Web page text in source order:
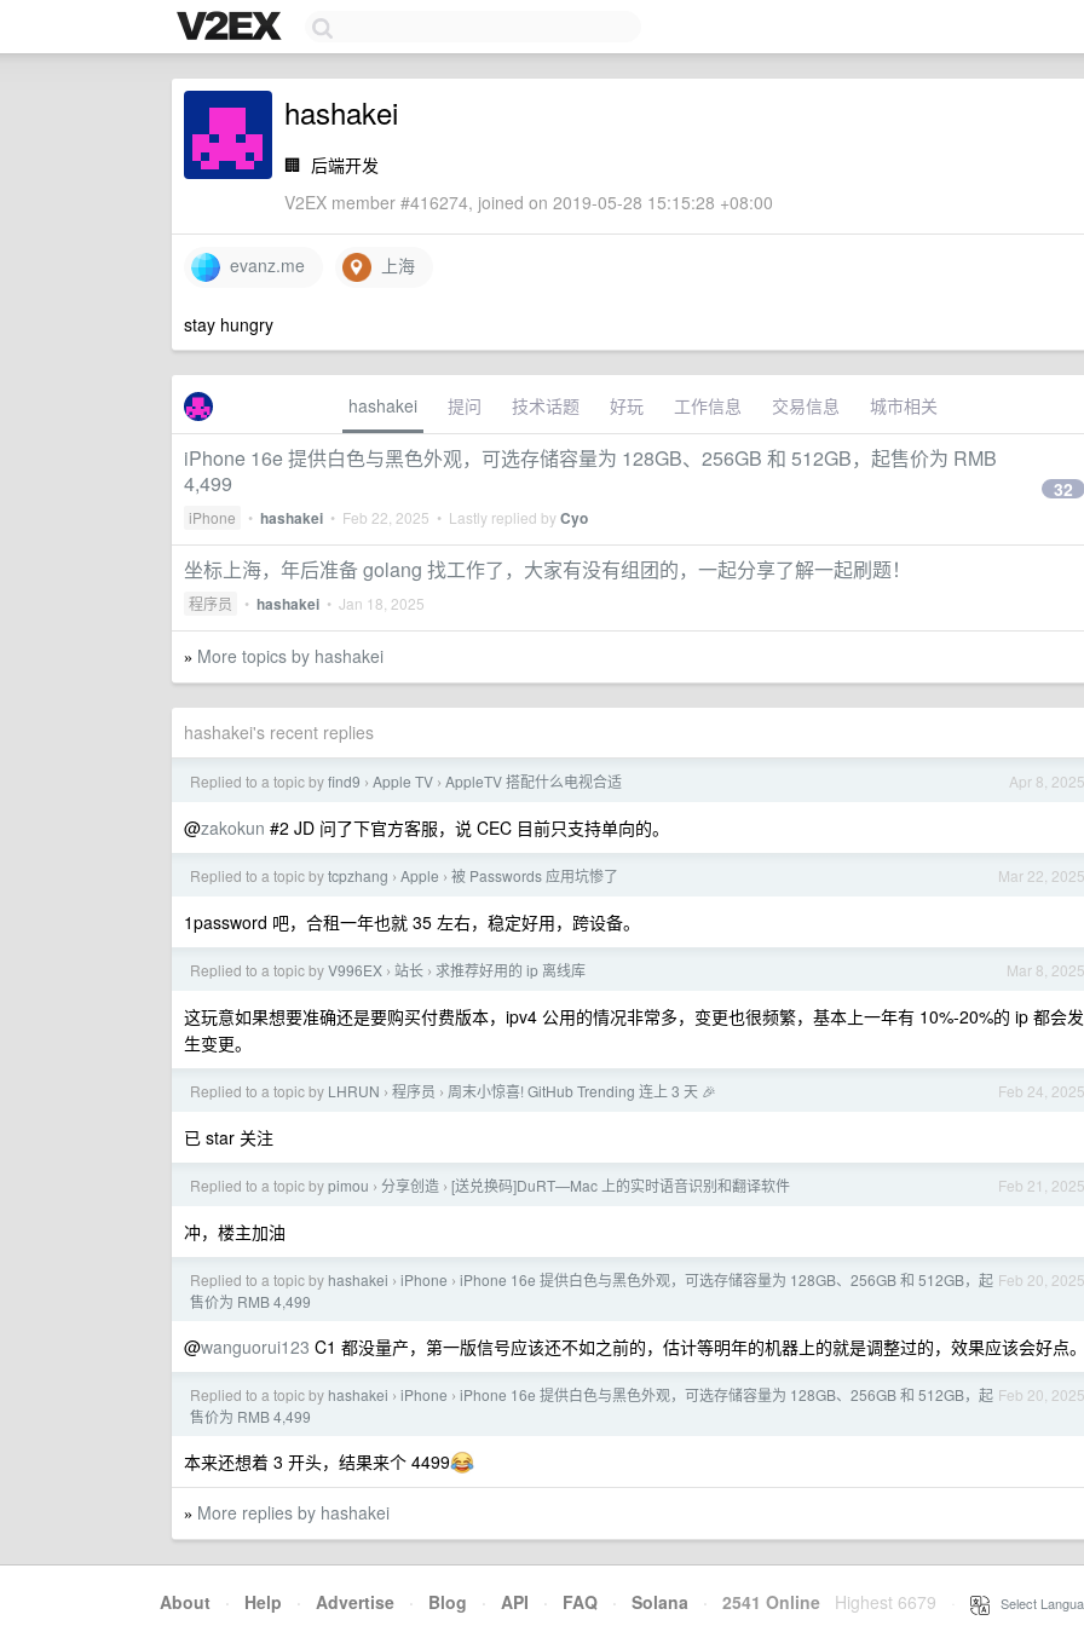
hashakei
🏢 后端开发
V2EX member #416274, joined on 2019-05-28 15:15:28 +08:00
evanz.me 上海
stay hungry
hashakei 提问 技术话题 好玩 工作信息 交易信息 城市相关
iPhone 16e 提供白色与黑色外观，可选存储容量为 128GB、256GB 和 512GB，起售价为 RMB
4,499
iPhone • hashakei • Feb 22, 2025 • Lastly replied byCyo
32
坐标上海，年后准备 golang 找工作了，大家有没有组团的，一起分享了解一起刷题！
程序员 • hashakei • Jan 18, 2025
» More topics by hashakei
hashakei's recent replies
Apr 8, 2025
Replied to a topic byfind9 › Apple TV › AppleTV 搭配什么电视合适
@zakokun #2 JD 问了下官方客服，说 CEC 目前只支持单向的。
Mar 22, 2025
Replied to a topic bytcpzhang › Apple › 被 Passwords 应用坑惨了
1password 吧，合租一年也就 35 左右，稳定好用，跨设备。
Mar 8, 2025
Replied to a topic byV996EX › 站长 › 求推荐好用的 ip 离线库
这玩意如果想要准确还是要购买付费版本，ipv4 公用的情况非常多，变更也很频繁，基本上一年有 10%-20%的 ip 都会发
生变更。
Feb 24, 2025
Replied to a topic by LHRUN › 程序员 › 周末小惊喜! GitHub Trending 连上 3 天 🎉
已 star 关注
Feb 21, 2025
Replied to a topic bypimou › 分享创造 › [送兑换码]DuRT—Mac 上的实时语音识别和翻译软件
冲，楼主加油
Feb 20, 2025
Replied to a topic by hashakei › iPhone › iPhone 16e 提供白色与黑色外观，可选存储容量为 128GB、256GB 和 512GB，起
售价为 RMB 4,499
@wanguorui123 C1 都没量产，第一版信号应该还不如之前的，估计等明年的机器上的就是调整过的，效果应该会好点。
Feb 20, 2025
Replied to a topic by hashakei › iPhone › iPhone 16e 提供白色与黑色外观，可选存储容量为 128GB、256GB 和 512GB，起
售价为 RMB 4,499
本来还想着 3 开头，结果来个 4499
» More replies by hashakei
About · Help · Advertise · Blog · API · FAQ · Solana · 2541 Online Highest 6679 Select